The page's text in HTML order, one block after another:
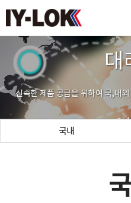
대
신속한 제품 공급을 위하여 국,내
있
국내